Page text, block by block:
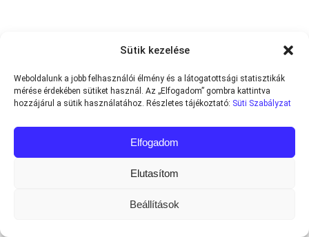
Sütik kezelése
Weboldalunk a jobb felhasználói élmény és a látogatottsági statisztikák
mérése érdekében sütiket használ. Az „Elfogadom” gombra kattintva
hozzájárul a sütik használatához. Részletes tájékoztató: Süti Szabályzat
Elfogadom
Elutasítom
Beállítások